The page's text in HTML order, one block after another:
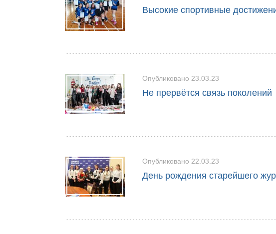
Высокие спортивные
Опубликовано 23.03.23
Не прервётся связь поколений
Опубликовано 22.03.23
День рождения старейшего